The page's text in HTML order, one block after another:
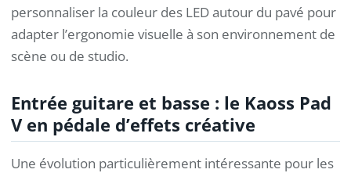
personnaliser la couleur des LED autour du pavé pour
adapter l’ergonomie visuelle à son environnement de
scène ou de studio.
Entrée guitare et basse : le Kaoss Pad
V en pédale d’effets créative
Une évolution particulièrement intéressante pour les